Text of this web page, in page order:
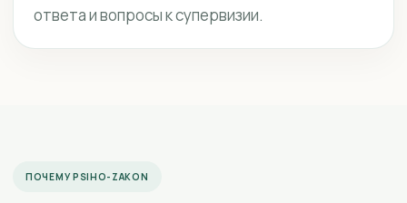
ответа и вопросы к супервизии.
ПОЧЕМУ PSIHO-ZAKON